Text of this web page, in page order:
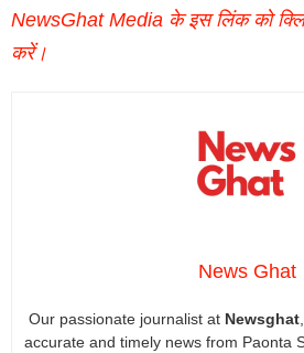
NewsGhat Media के इस लिंक को
करें।
News Ghat
Our passionate journalist at Newsghat
accurate and timely news from Paonta